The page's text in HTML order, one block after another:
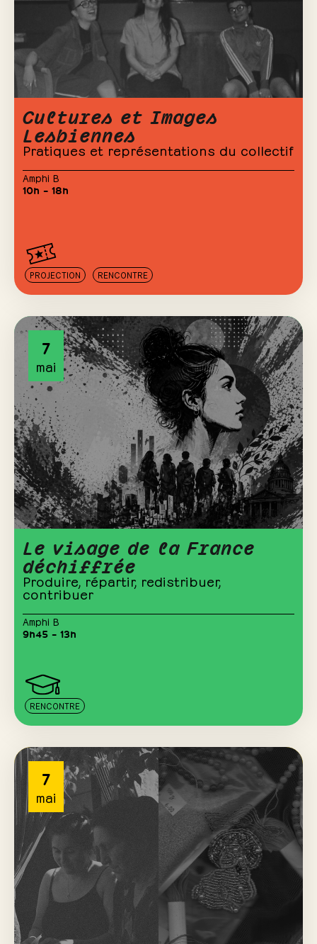
Cultures et Images
Lesbiennes
Pratiques et représentations du collectif
Amphi B
10h – 18h
PROJECTION RENCONTRE
7
mai
Le visage de la France
déchiffrée
Produire, répartir, redistribuer,
contribuer
Amphi B
9h45 – 13h
RENCONTRE
7
mai